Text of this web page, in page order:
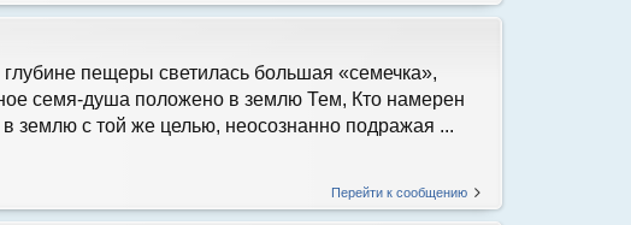
пещеры светилась большая «семечка»,
семя-душа положено в землю Тем, Кто намерен
землю с той же целью, неосознанно подражая ...
Перейти к сообщению